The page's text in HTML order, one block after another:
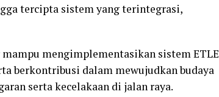
tercipta sistem yang terintegrasi,
mengimplementasikan sistem ETLE
berkontribusi dalam mewujudkan budaya
serta kecelakaan di jalan raya.